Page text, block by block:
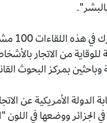
للوقاية من الاتجار
وباحثين بمركز البحوث
الجزائر ووضعها في اللون